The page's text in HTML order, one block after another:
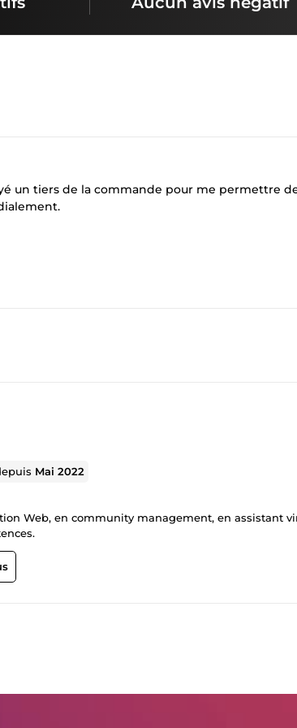
un tiers de la commande pour me permettre
Mai 2022
management, en assistant virtuel.